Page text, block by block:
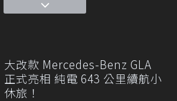
大改款 Mercedes-Benz GLA
正式亮相 純電 643 公里續航小
休旅！